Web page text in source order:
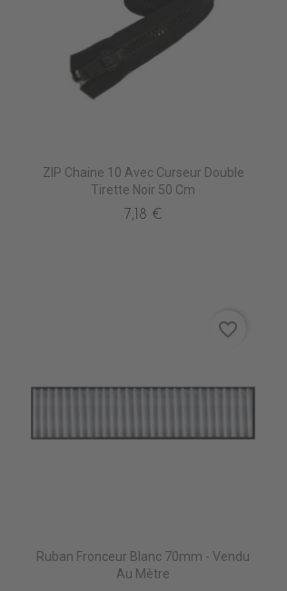
ZIP Chaine 10 Avec Curseur Double
Tirette Noir 50 Cm
7,18 €
Ruban Fronceur Blanc 70mm - Vendu
Au Mètre
favorite_border